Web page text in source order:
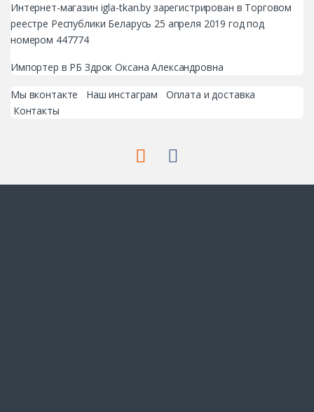
Интернет-магазин igla-tkan.by зарегистрирован в Торговом
реестре Республики Беларусь 25 апреля 2019 год под
номером 447774
Импортер в РБ Здрок Оксана Александровна
Мы вконтакте Наш инстаграм
Оплата и доставка
Контакты